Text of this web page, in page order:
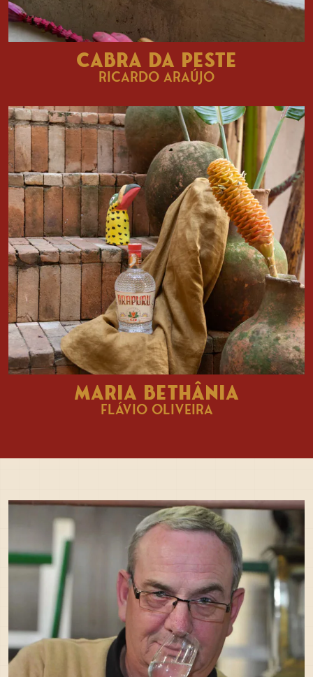
CABRA DA PESTE
RICARDO ARAÚJO
MARIA BETHÂNIA
FLÁVIO OLIVEIRA